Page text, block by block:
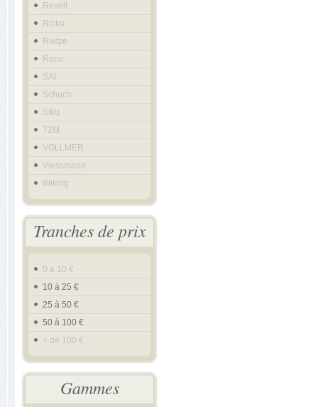
Revell
Ricko
Rietze
Roco
SAI
Schuco
Siku
T2M
VOLLMER
Viessmann
Wiking
Tranches de prix
0 a 10 €
10 à 25 €
25 à 50 €
50 à 100 €
+ de 100 €
Gammes